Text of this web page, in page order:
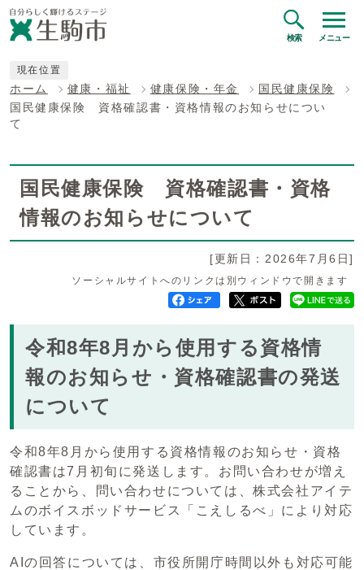
検索 メニュー
現在位置
ホーム 健康・福祉 健康保険・年金
国民健康保険
国民健康保険 資格確認書・資格情報のお知らせについ
て
国民健康保険 資格確認書・資格
情報のお知らせについて
[更新日：2026年7月6日]
ソーシャルサイトへのリンクは別ウィンドウで開きます
令和8年8月から使用する資格情
報のお知らせ・資格確認書の発送
について
令和8年8月から使用する資格情報のお知らせ・資格
確認書は7月初旬に発送します。お問い合わせが増え
ることから、問い合わせについては、株式会社アイテ
ムのボイスボッドサービス「こえしるべ」により対応
しています。
AIの回答については、市役所開庁時間以外も対応可能